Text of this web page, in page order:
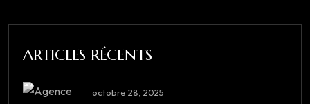
ARTICLES RÉCENTS
octobre 28, 2025